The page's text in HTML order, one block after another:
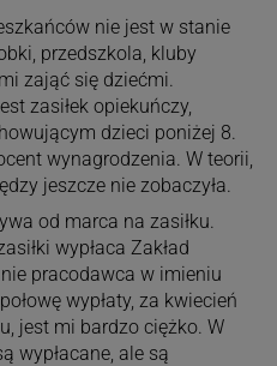
nie jest w stanie
przedszkola, kluby
zająć się dziećmi.
zasiłek opiekuńczy,
dzieci poniżej 8.
wynagrodzenia. W teorii,
jeszcze nie zobaczyła.
od marca na zasiłku.
wypłaca Zakład
pracodawca w imieniu
wypłaty, za kwiecień
jest mi bardzo ciężko. W
wypłacane, ale są